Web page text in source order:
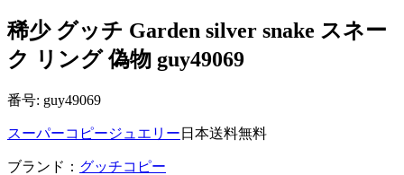
稀少 グッチ Garden silver snake スネー
ク リング 偽物 guy49069
番号: guy49069
スーパーコピージュエリー 日本送料無料
ブランド： グッチコピー